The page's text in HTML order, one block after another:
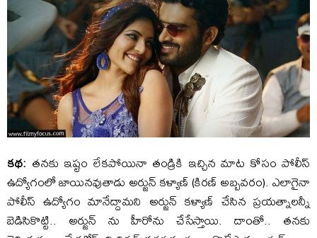
కథ: తనకు ఇష్టం లేకపోయినా తండ్రికి ఇచ్చిన మాట కోసం పోలీస్
ఉద్యోగంలో జాయినవుతాడు అర్జున్ కళ్యాణ్ (కిరణ్ అబ్బవరం). ఎలాగైనా
పోలీస్ ఉద్యోగం మానేద్దామని అర్జున్ కళ్యాణ్ చేసిన ప్రయత్నాలన్నీ
బెడిసికొట్టి.. అర్జున్ ను హీరోను చేసేస్తాయి. దాంతో.. తనకు